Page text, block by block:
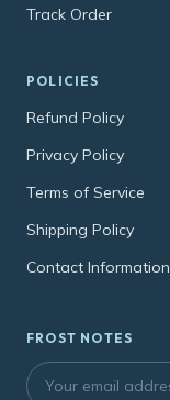
Track Order
POLICIES
Refund Policy
Privacy Policy
Terms of Service
Shipping Policy
Contact Information
FROST NOTES